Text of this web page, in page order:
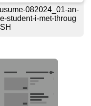
082024_01-an-
student-i-met-throug